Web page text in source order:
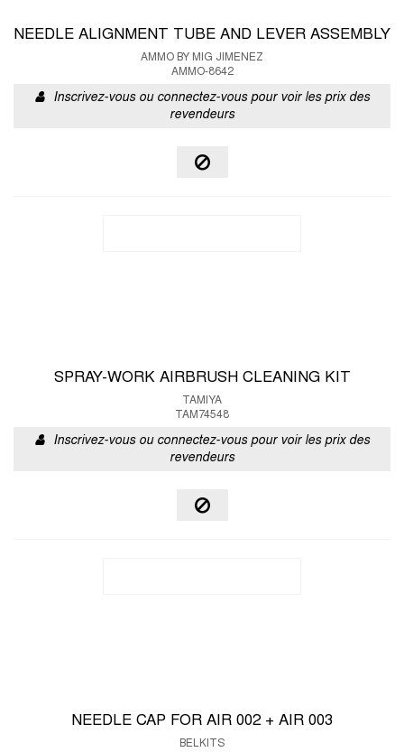
NEEDLE ALIGNMENT TUBE AND LEVER ASSEMBLY
AMMO BY MIG JIMENEZ
AMMO-8642
Inscrivez-vous ou connectez-vous pour voir les prix des
revendeurs
SPRAY-WORK AIRBRUSH CLEANING KIT
TAMIYA
TAM74548
Inscrivez-vous ou connectez-vous pour voir les prix des
revendeurs
NEEDLE CAP FOR AIR 002 + AIR 003
BELKITS